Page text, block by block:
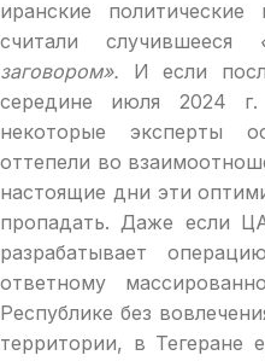
иранские
считали случившееся
заговором». И если
середине июля 2024
некоторые эксперты
оттепели во
настоящие дни эти
пропадать. Даже если
разрабатывает
ответному
Республике без
территории, в Тегеране